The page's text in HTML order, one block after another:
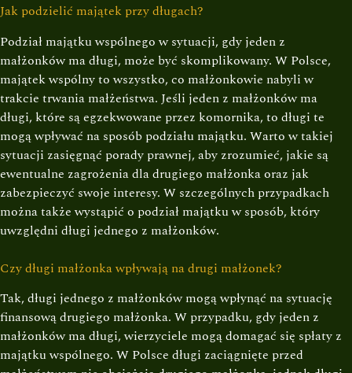
Jak podzielić majątek przy długach?
Podział majątku wspólnego w sytuacji, gdy jeden z
małżonków ma długi, może być skomplikowany. W Polsce,
majątek wspólny to wszystko, co małżonkowie nabyli w
trakcie trwania małżeństwa. Jeśli jeden z małżonków ma
długi, które są egzekwowane przez komornika, to długi te
mogą wpływać na sposób podziału majątku. Warto w takiej
sytuacji zasięgnąć porady prawnej, aby zrozumieć, jakie są
ewentualne zagrożenia dla drugiego małżonka oraz jak
zabezpieczyć swoje interesy. W szczególnych przypadkach
można także wystąpić o podział majątku w sposób, który
uwzględni długi jednego z małżonków.
Czy długi małżonka wpływają na drugi małżonek?
Tak, długi jednego z małżonków mogą wpłynąć na sytuację
finansową drugiego małżonka. W przypadku, gdy jeden z
małżonków ma długi, wierzyciele mogą domagać się spłaty z
majątku wspólnego. W Polsce długi zaciągnięte przed